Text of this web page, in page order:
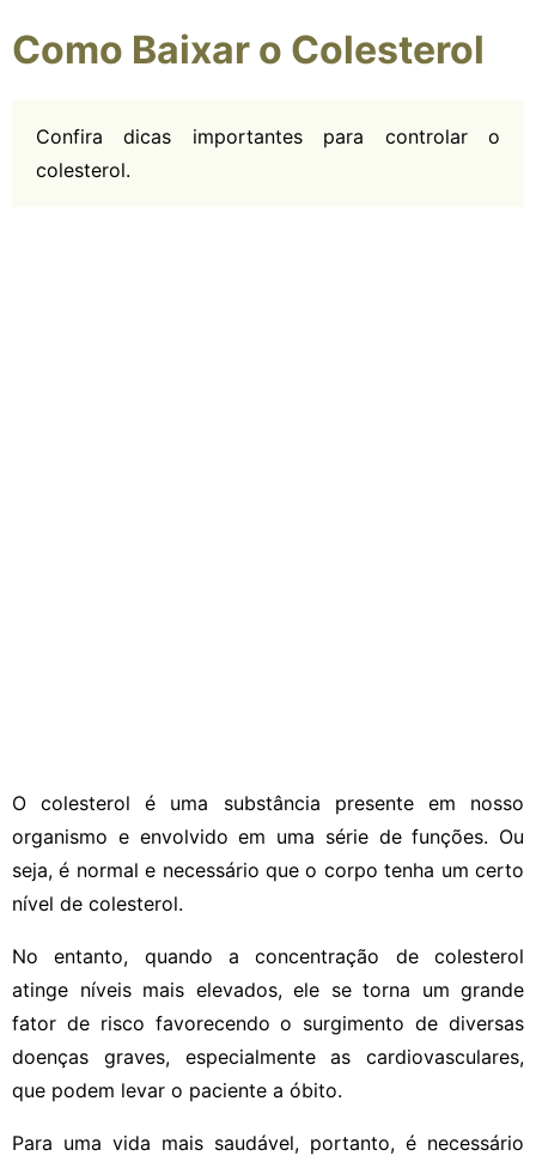
Como Baixar o Colesterol
Confira dicas importantes para controlar o
colesterol.
O colesterol é uma substância presente em nosso
organismo e envolvido em uma série de funções. Ou
seja, é normal e necessário que o corpo tenha um certo
nível de colesterol.
No entanto, quando a concentração de colesterol
atinge níveis mais elevados, ele se torna um grande
fator de risco favorecendo o surgimento de diversas
doenças graves, especialmente as cardiovasculares,
que podem levar o paciente a óbito.
Para uma vida mais saudável, portanto, é necessário